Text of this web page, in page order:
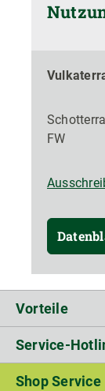
FW
Vorteile
Service-
Shop Service